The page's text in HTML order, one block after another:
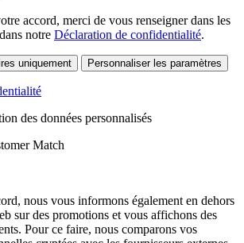
accord, merci de vous renseigner dans les
notre Déclaration de confidentialité.
uniquement Personnaliser les paramètres
des données personnalisés
Match
nous vous informons également en dehors
sur des promotions et vous affichons des
Pour ce faire, nous comparons vos